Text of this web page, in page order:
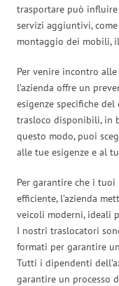
trasportare può
servizi aggiuntivi,
montaggio dei mobili,
Per venire incontro
l’azienda offre un
esigenze specifiche
trasloco disponibili, in
questo modo, puoi
alle tue esigenze e al
Per garantire che i
efficiente, l’azienda
veicoli moderni, ideali
I nostri traslocatori
formati per garantire
Tutti i dipendenti
garantire un processo